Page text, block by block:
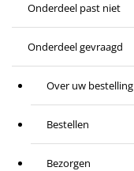
Onderdeel past niet
Onderdeel gevraagd
Over uw bestelling
Bestellen
Bezorgen